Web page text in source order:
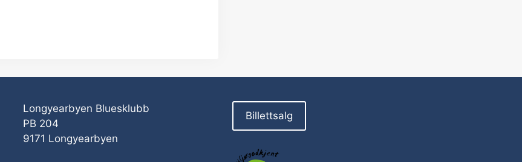
Longyearbyen Bluesklubb
PB 204
9171 Longyearbyen
Billettsalg